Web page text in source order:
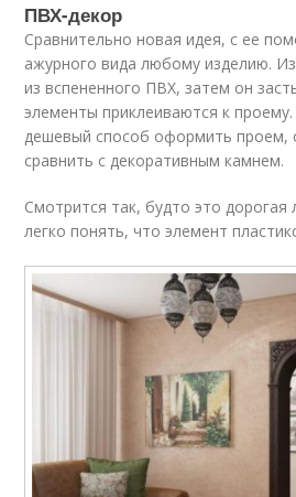
ПВХ-декор
Сравнительно новая идея, с ее
ажурного вида любому изделию.
из вспененного ПВХ, затем он
элементы приклеиваются к
дешевый способ оформить проем,
сравнить с декоративным камнем.
Смотрится так, будто это
легко понять, что элемент